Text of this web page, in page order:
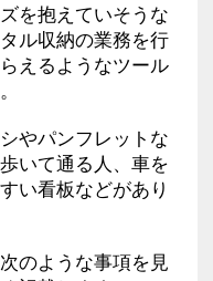
を抱えていそうな
ル収納の業務を行
えるようなツール
やパンフレットな
いて通る人、車を
い看板などがあり
のような事項を見